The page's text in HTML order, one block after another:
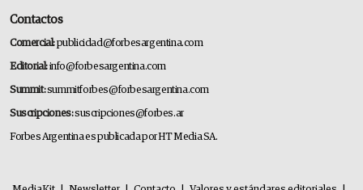
Contactos
Comercial:publicidad@forbesargentina.com
Editorial:info@forbesargentina.com
Summit:summitforbes@forbesargentina.com
Suscripciones:suscripciones@forbes.ar
Forbes Argentina es publicada por HT Media SA.